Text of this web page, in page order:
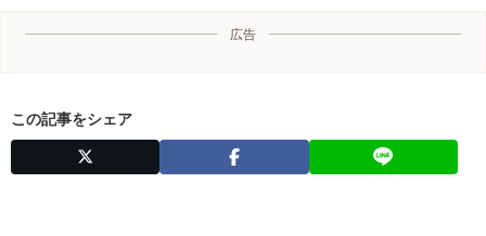
広告
この記事をシェア